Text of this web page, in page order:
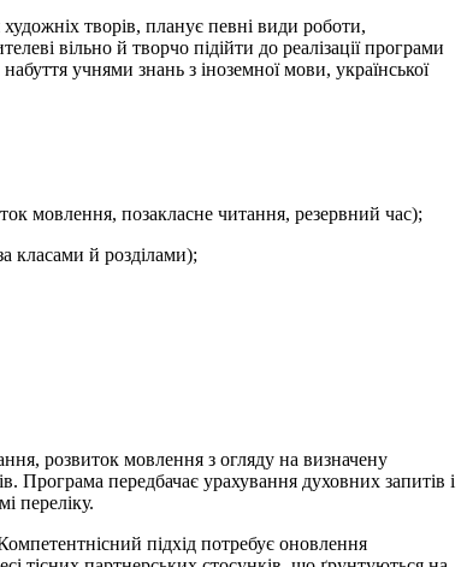
творів, планує певні види роботи,
вільно й творчо підійти до реалізації програми
учнями знань з іноземної мови, української
мовлення, позакласне читання, резервний час);
класами й розділами);
розвиток мовлення з огляду на визначену
Програма передбачає урахування духовних запитів і
переліку.
підхід потребує оновлення